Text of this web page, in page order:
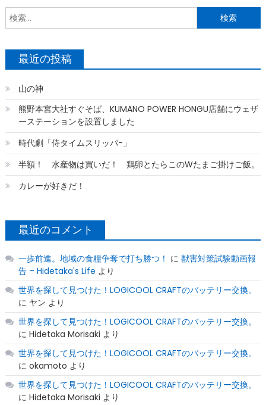
最近の投稿
山の神
熊野本宮大社すぐそば、KUMANO POWER HONGU店舗にウェザ
ーステーションを設置しました
時代劇「侍タイムスリッパ−」
半額！ 水産物は買いだ！ 鶏卵とたらこのWたまご掛けご飯。
カレーが好きだ！
最近のコメント
一歩前進。地域の食糧争奪で打ち勝つ！ に 獣害対策試験動画報
告 – Hidetaka's Life より
世界を探して見つけた！LOGICOOL CRAFTのバッテリー交換。
に ヤン より
世界を探して見つけた！LOGICOOL CRAFTのバッテリー交換。
に Hidetaka Morisaki より
世界を探して見つけた！LOGICOOL CRAFTのバッテリー交換。
に okamoto より
世界を探して見つけた！LOGICOOL CRAFTのバッテリー交換。
に Hidetaka Morisaki より